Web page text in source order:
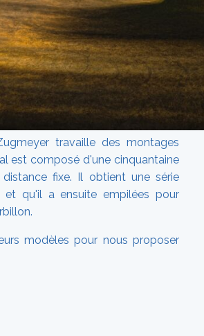
travaille des montages
est composé d'une cinquantaine
fixe. Il obtient une série
qu'il a ensuite empilées pour
modèles pour nous proposer